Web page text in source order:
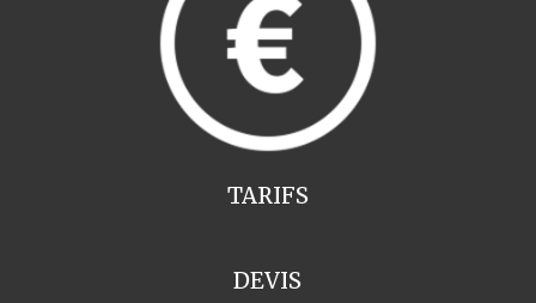
TARIFS
DEVIS